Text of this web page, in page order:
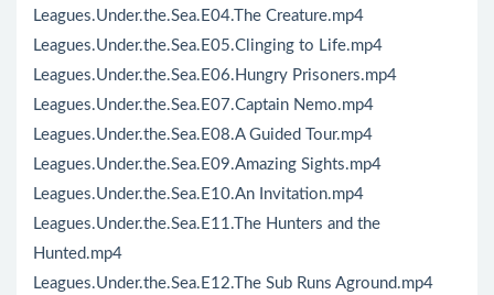
Leagues.Under.the.Sea.E04.The Creature.mp4
Leagues.Under.the.Sea.E05.Clinging to Life.mp4
Leagues.Under.the.Sea.E06.Hungry Prisoners.mp4
Leagues.Under.the.Sea.E07.Captain Nemo.mp4
Leagues.Under.the.Sea.E08.A Guided Tour.mp4
Leagues.Under.the.Sea.E09.Amazing Sights.mp4
Leagues.Under.the.Sea.E10.An Invitation.mp4
Leagues.Under.the.Sea.E11.The Hunters and the
Hunted.mp4
Leagues.Under.the.Sea.E12.The Sub Runs Aground.mp4